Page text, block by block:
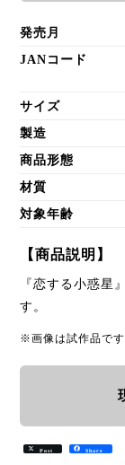
発売月
JANコード
サイズ
製造
商品形態
材質
対象年齢
【商品説明】
『恋する小惑星
す。
※画像は試作品です
Post Share